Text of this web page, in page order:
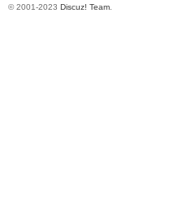
© 2001-2023 Discuz! Team